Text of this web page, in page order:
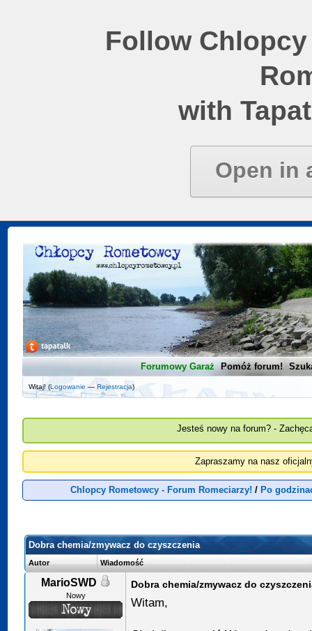
Follow
with
Open in
Forumowy Garaż Pomóż forum!
Witaj! (Logowanie —Rejestracja)
Jesteś nowy na forum? -
Zapraszamy na nasz
Chlopcy Rometowcy - Forum Romeciarzy! / Po
Dobra chemia/zmywacz do czyszczenia
Autor Wiadomość
MarioSWD
Nowy
Dobra chemia/zmywacz do
Witam,